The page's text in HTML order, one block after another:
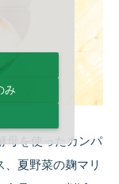
母を使ったカンパ
夏野菜の麹マリ
み